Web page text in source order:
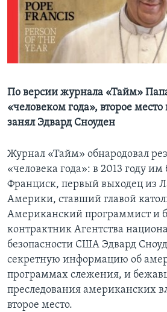
Learning English
СОЦИАЛЬНЫЕ СЕТИ
Языки
По версии журнала «Тайм»
«человеком года», второе место
занял Эдвард Сноуден
Журнал «Тайм» обнародовал
«человека года»: в 2013 году
Франциск, первый выходец из
Америки, ставший главой
Американский программист и
контрактник Агентства
безопасности США Эдвард
секретную информацию об
программах слежения, и
преследования американских
второе место.